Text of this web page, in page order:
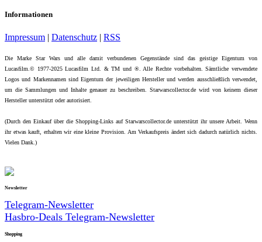
Informationen
Impressum | Datenschutz | RSS
Die Marke Star Wars und alle damit verbundenen Gegenstände sind das geistige Eigentum von
Lucasfilm.© 1977-2025 Lucasfilm Ltd. & TM und ®. Alle Rechte vorbehalten. Sämtliche verwendete
Logos und Markennamen sind Eigentum der jeweiligen Hersteller und werden ausschließlich verwendet,
um die Sammlungen und Inhalte genauer zu beschreiben. Starwarscollector.de wird von keinem dieser
Hersteller unterstützt oder autorisiert.
(Durch den Einkauf über die Shopping-Links auf Starwarscollector.de unterstützt ihr unsere Arbeit. Wenn
ihr etwas kauft, erhalten wir eine kleine Provision. Am Verkaufspreis ändert sich dadurch natürlich nichts.
Vielen Dank.)
Newsletter
Telegram-Newsletter
Hasbro-Deals Telegram-Newsletter
Shopping